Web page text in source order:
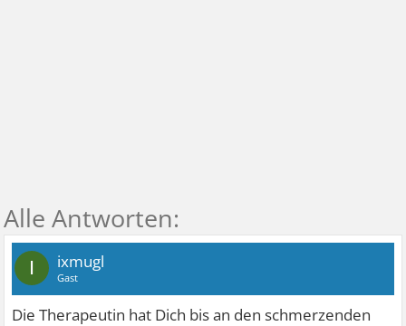
I ixmugl
Gast
Die Therapeutin hat Dich bis an den schmerzenden